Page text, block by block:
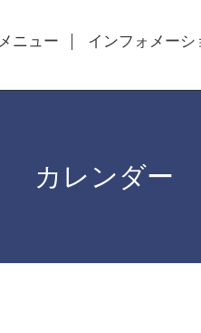
メニュー インフォメーシ
カレンダー